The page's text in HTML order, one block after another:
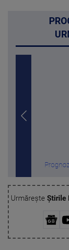
Urmărește Știrile